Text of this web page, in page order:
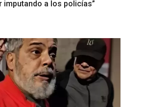
imputando a los policías”